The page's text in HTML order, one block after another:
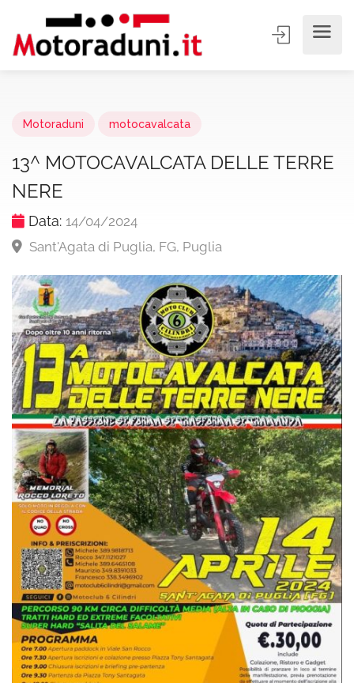
Motoraduni motocavalcata
13^ MOTOCAVALCATA DELLE TERRE
NERE
Data: 14/04/2024
Sant'Agata di Puglia, FG, Puglia